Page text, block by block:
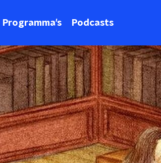
Programma's Podcasts